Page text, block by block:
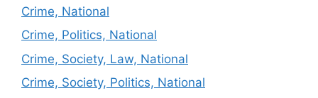
Crime, National
Crime, Politics, National
Crime, Society, Law, National
Crime, Society, Politics, National